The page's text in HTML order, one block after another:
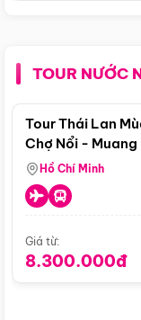
TOUR NƯỚC
Tour Thái Lan
Chợ Nổi -
Airlines)
Hồ Chí Minh
Giá từ:
8.300.000đ